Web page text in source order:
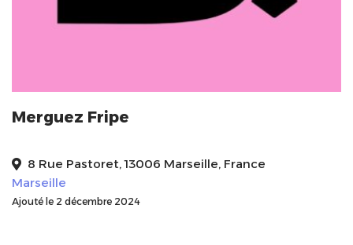
Merguez Fripe
8 Rue Pastoret, 13006 Marseille, France
Marseille
Ajouté le 2 décembre 2024